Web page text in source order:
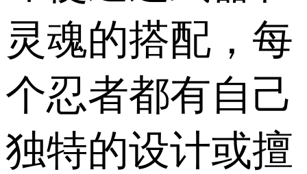
灵魂的搭配，每
个忍者都有自己
独特的设计或擅